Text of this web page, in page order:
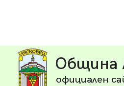
Община
официален